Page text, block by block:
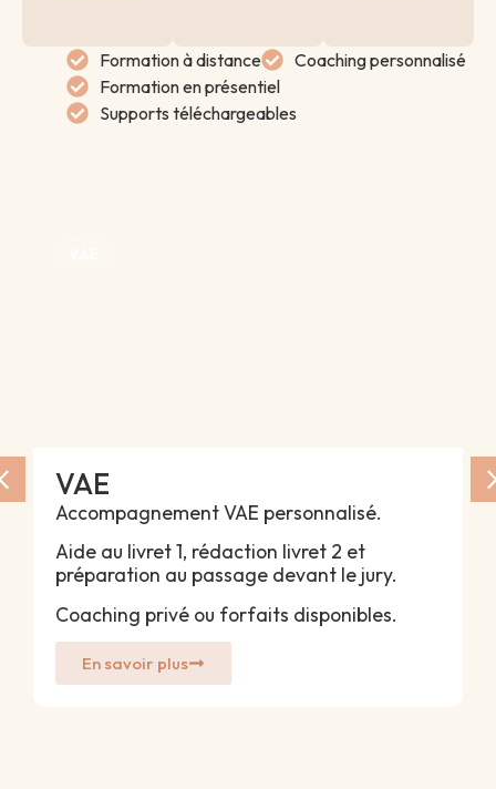
Formation à distance
Coaching personnalisé
Formation en présentiel
Supports téléchargeables
VAE
Accompagnement VAE personnalisé.
Aide au livret 1, rédaction livret 2 et
préparation au passage devant le jury.
Coaching privé ou forfaits disponibles.
En savoir plus